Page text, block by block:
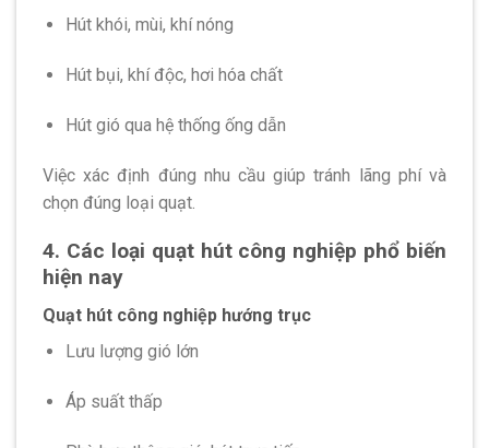
Hút khói, mùi, khí nóng
Hút bụi, khí độc, hơi hóa chất
Hút gió qua hệ thống ống dẫn
Việc xác định đúng nhu cầu giúp tránh lãng phí và
chọn đúng loại quạt.
4. Các loại quạt hút công nghiệp phổ biến
hiện nay
Quạt hút công nghiệp hướng trục
Lưu lượng gió lớn
Áp suất thấp